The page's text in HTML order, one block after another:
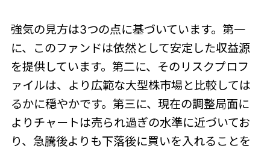
強気の見方は3つの点に基づいています。第一
に、このファンドは依然として安定した収益源
を提供しています。第二に、そのリスクプロフ
ァイルは、より広範な大型株市場と比較しては
るかに穏やかです。第三に、現在の調整局面に
よりチャートは売られ過ぎの水準に近づいてお
り、急騰後よりも下落後に買いを入れることを